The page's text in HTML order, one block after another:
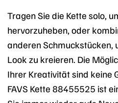
Tragen Sie die Kette solo,
hervorzuheben, oder
anderen Schmuckstücken,
Look zu kreieren. Die
Ihrer Kreativität sind keine
FAVS Kette 88455525 ist